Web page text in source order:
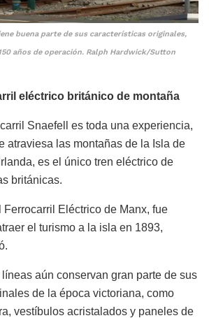
buena parte de sus características originales,
años de operación. Ralph Hardwick/Sutton
eléctrico británico de montaña
Snaefell es toda una experiencia,
atraviesa las montañas de la Isla de
es el único tren eléctrico de
británicas.
Ferrocarril Eléctrico de Manx, fue
el turismo a la isla en 1893,
aún conservan gran parte de sus
de la época victoriana, como
vestíbulos acristalados y paneles de